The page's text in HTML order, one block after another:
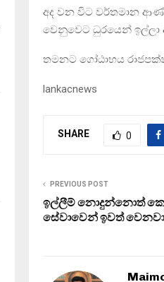
අද වන විට වර්තමාන
වෙනුවෙට ධුරයෙන් ඉල්ලා
තමනට ගෝඨාභය
lankacnews
SHARE 0
PREVIOUS POST
ඉල්ලීම් නොදුන්නොත්
සේවාවෙන් ඉවත්